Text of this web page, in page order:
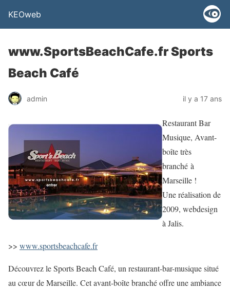
KEOweb
www.SportsBeachCafe.fr Sports
Beach Café
admin il y a 17 ans
Restaurant Bar
Musique, Avant-
boîte très
branché à
Marseille !
Une réalisation de
2009, webdesign
à Jalis.
>> www.sportsbeachcafe.fr
Découvrez le Sports Beach Café, un restaurant-bar-musique situé
au cœur de Marseille. Cet avant-boîte branché offre une ambiance